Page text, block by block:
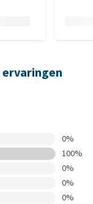
0%
100%
0%
0%
0%